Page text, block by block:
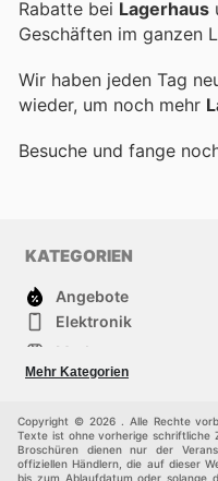
Rabatte bei Lagerhaus
Geschäften im ganzen
Wir haben jeden Tag
wieder, um noch mehr
Besuche und fange
KATEGORIEN
Angebote
Elektronik
Mode
Baumarkt
Mehr Kategorien
Copyright © 2026 . Alle Rechte
Texte ist ohne vorherige schriftliche
Broschüren dienen nur der
offiziellen Händlern, die auf dieser
bis zum Ablaufdatum oder solange